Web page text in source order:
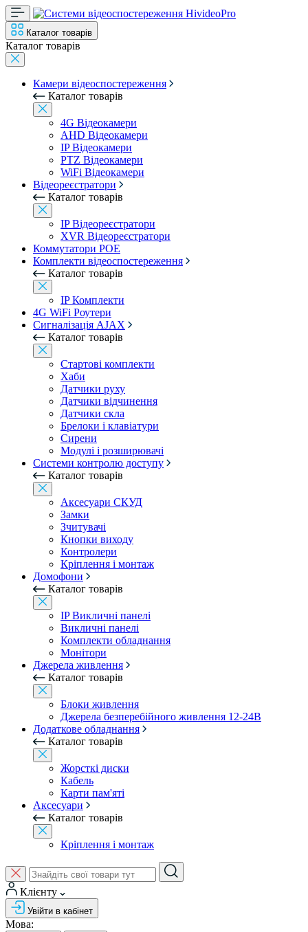
Каталог товарів
Каталог товарів
Камери відеоспостереження
Каталог товарів
4G Відеокамери
AHD Відеокамери
IP Відеокамери
PTZ Відеокамери
WiFi Відеокамери
Відеореєстратори
Каталог товарів
IP Відеореєстратори
XVR Відеореєстратори
Коммутатори POE
Комплекти відеоспостереження
Каталог товарів
IP Комплекти
4G WiFi Роутери
Сигналізація AJAX
Каталог товарів
Стартові комплекти
Хаби
Датчики руху
Датчики відчинення
Датчики скла
Брелоки і клавіатури
Сирени
Модулі і розширювачі
Системи контролю доступу
Каталог товарів
Аксесуари СКУД
Замки
Зчитувачі
Кнопки виходу
Контролери
Кріплення і монтаж
Домофони
Каталог товарів
IP Викличні панелі
Викличні панелі
Комплекти обладнання
Монітори
Джерела живлення
Каталог товарів
Блоки живлення
Джерела безперебійного живлення 12-24В
Додаткове обладнання
Каталог товарів
Жорсткі диски
Кабель
Карти пам'яті
Аксесуари
Каталог товарів
Кріплення і монтаж
Клієнту
Увійти в кабінет
Мова: